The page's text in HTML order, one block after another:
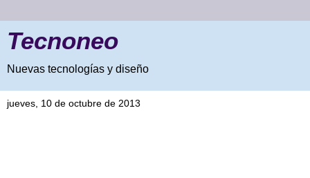
Tecnoneo
Nuevas tecnologías y diseño
jueves, 10 de octubre de 2013